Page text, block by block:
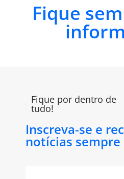
Fique
Fique por dentro de
tudo!
Inscreva-se e
notícias